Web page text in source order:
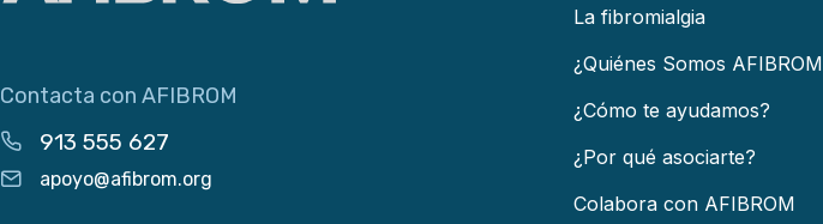
Contacta con AFIBROM
913 555 627
apoyo@afibrom.org
La fibromialgia
¿Quiénes Somos
¿Cómo te ayudamos?
¿Por qué asociarte?
Colabora con AFIBROM